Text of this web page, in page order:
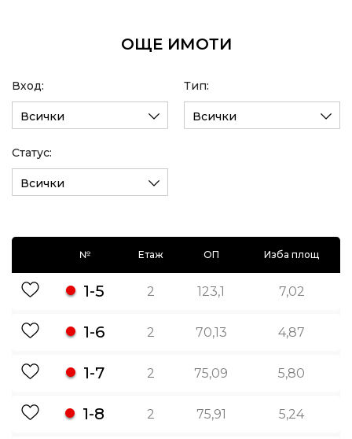
ОЩЕ ИМОТИ
Вход:
Всички
Тип:
Всички
Статус:
Всички
№ Етаж ОП Изба площ
1-5 2 123,1 7,02
1-6 2 70,13 4,87
1-7 2 75,09 5,80
1-8 2 75,91 5,24